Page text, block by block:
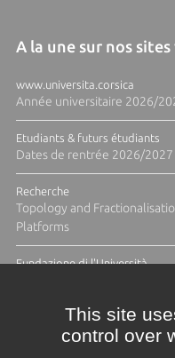
A la une sur nos sites
www.universita.corsica
Année universitaire 2026/
Etudiants & futurs étudiants
Dates de rentrée 2026/2027
Recherche
Topology and
Platforms
Fundazione di l'Università
This site
control over